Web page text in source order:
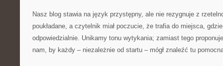
Nasz blog stawia na język przystępny, ale nie rezygnuje z
poukładane, a czytelnik miał poczucie, że trafia do miejsca,
odpowiedzialnie. Unikamy tonu wytykania; zamiast tego
nam, by każdy – niezależnie od startu – mógł znaleźć tu